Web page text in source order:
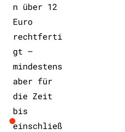
n über 12
Euro
rechtferti
gt –
mindestens
aber für
die Zeit
bis
einschließ